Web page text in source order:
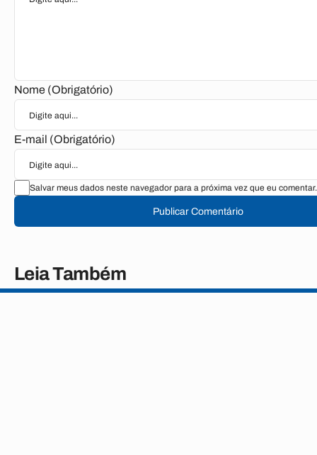
Nome (Obrigatório)
E-mail (Obrigatório)
Salvar meus dados neste navegador para a próxima vez que eu comentar.
Publicar Comentário
Leia Também